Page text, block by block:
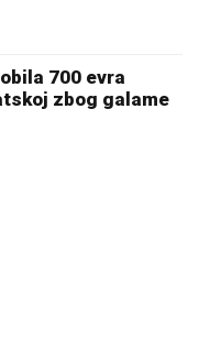
700 evra
zbog galame